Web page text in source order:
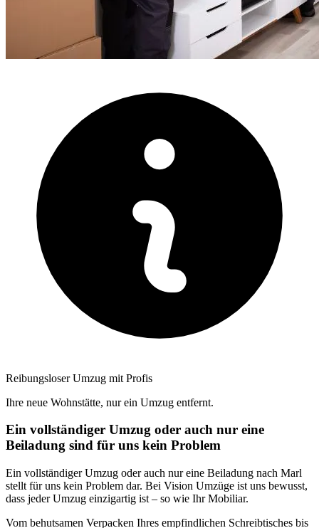
Reibungsloser Umzug mit Profis
Ihre neue Wohnstätte, nur ein Umzug entfernt.
Ein vollständiger Umzug oder auch nur eine
Beiladung sind für uns kein Problem
Ein vollständiger Umzug oder auch nur eine Beiladung nach Marl
stellt für uns kein Problem dar. Bei Vision Umzüge ist uns bewusst,
dass jeder Umzug einzigartig ist – so wie Ihr Mobiliar.
Vom behutsamen Verpacken Ihres empfindlichen Schreibtisches bis